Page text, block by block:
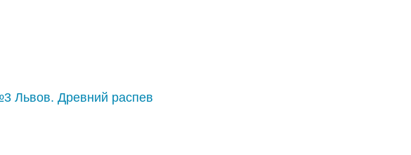
Львов. Древний распев